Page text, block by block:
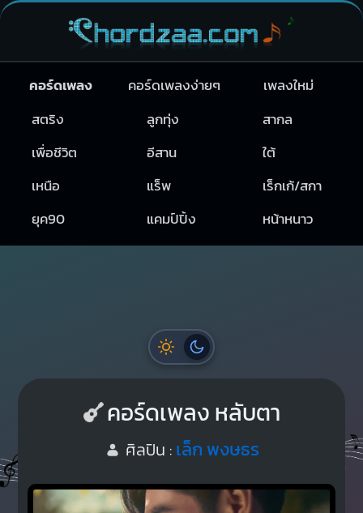
คอร์ดเพลง คอร์ดเพลงง่ายๆ
เพลงใหม่
สตริง
ลูกทุ่ง
สากล
เพื่อชีวิต
อีสาน
ใต้
เหนือ
แร็พ
เร็กเก้/สกา
ยุค90
แคมป์ปิ้ง หน้าหนาว
คอร์ดเพลง หลับตา
ศิลปิน : เล็ก พงษธร